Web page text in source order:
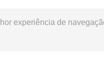
experiência de